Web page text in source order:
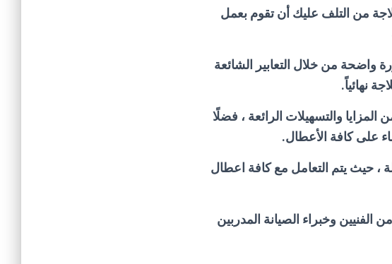
من التلف عليك أن تقوم بعمل
واضحة من خلال التعابير الشائعة
نهائياً.
والتسهيلات الرائعة ، فضلًا
على كافة الأعطال.
، حيث يتم التعامل مع كافة اعطال
الفنيين وخبراء الصيانة المدربين